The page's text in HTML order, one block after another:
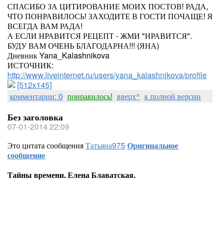
СПАСИБО ЗА ЦИТИРОВАНИЕ МОИХ ПОСТОВ! РАДА,
ЧТО ПОНРАВИЛОСЬ! ЗАХОДИТЕ В ГОСТИ ПОЧАЩЕ! Я
ВСЕГДА ВАМ РАДА!
А ЕСЛИ НРАВИТСЯ РЕЦЕПТ - ЖМИ "НРАВИТСЯ".
БУДУ ВАМ ОЧЕНЬ БЛАГОДАРНА!!! (ЯНА)
Дневник Yana_Kalashnikova
ИСТОЧНИК:
http://www.liveinternet.ru/users/yana_kalashnikova/profile
[512x145]
комментарии: 0 понравилось! вверх^ к полной версии
Без заголовка
07-01-2014 22:09
Это цитата сообщенияТатьяна975Оригинальное
сообщение
Тайны времени. Елена Блаватская.